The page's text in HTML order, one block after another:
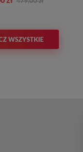
WSZYSTKIE